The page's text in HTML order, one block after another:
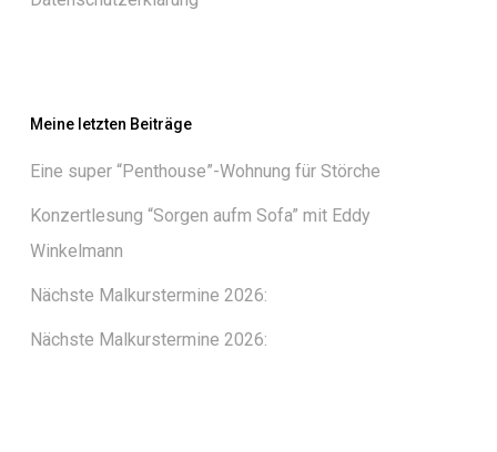
Meine letzten Beiträge
Eine super “Penthouse”-Wohnung für Störche
Konzertlesung “Sorgen aufm Sofa” mit Eddy
Winkelmann
Nächste Malkurstermine 2026:
Nächste Malkurstermine 2026: